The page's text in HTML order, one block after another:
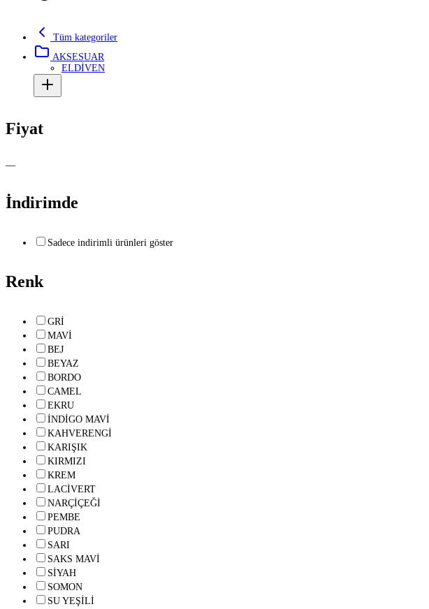
Tüm kategoriler
AKSESUAR
ELDİVEN
Fiyat
—
İndirimde
Sadece indirimli ürünleri göster
Renk
GRİ
MAVİ
BEJ
BEYAZ
BORDO
CAMEL
EKRU
İNDİGO MAVİ
KAHVERENGİ
KARIŞIK
KIRMIZI
KREM
LACİVERT
NARÇİÇEĞİ
PEMBE
PUDRA
SARI
SAKS MAVİ
SİYAH
SOMON
SU YEŞİLİ